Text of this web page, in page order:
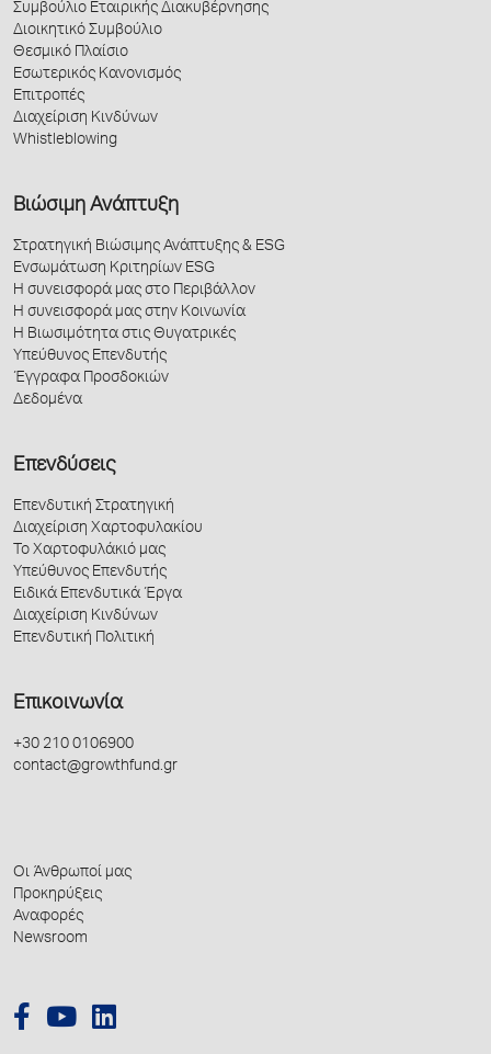
Συμβούλιο Εταιρικής Διακυβέρνησης
Διοικητικό Συμβούλιο
Θεσμικό Πλαίσιο
Εσωτερικός Κανονισμός
Επιτροπές
Διαχείριση Κινδύνων
Whistleblowing
Βιώσιμη Ανάπτυξη
Στρατηγική Βιώσιμης Ανάπτυξης & ESG
Ενσωμάτωση Κριτηρίων ESG
Η συνεισφορά μας στο Περιβάλλον
Η συνεισφορά μας στην Κοινωνία
Η Βιωσιμότητα στις Θυγατρικές
Υπεύθυνος Επενδυτής
Έγγραφα Προσδοκιών
Δεδομένα
Επενδύσεις
Επενδυτική Στρατηγική
Διαχείριση Χαρτοφυλακίου
Το Χαρτοφυλάκιό μας
Υπεύθυνος Επενδυτής
Ειδικά Επενδυτικά Έργα
Διαχείριση Κινδύνων
Επενδυτική Πολιτική
Επικοινωνία
+30 210 0106900
contact@growthfund.gr
Οι Άνθρωποί μας
Προκηρύξεις
Αναφορές
Newsroom